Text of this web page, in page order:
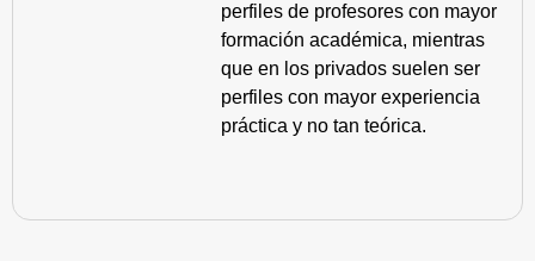
perfiles de profesores con mayor
formación académica, mientras
que en los privados suelen ser
perfiles con mayor experiencia
práctica y no tan teórica.